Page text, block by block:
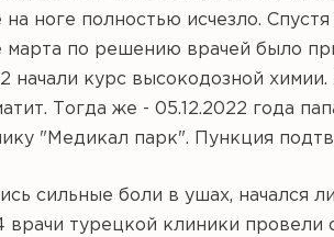
ноге полностью исчезло.
марта по решению врачей было
начали курс высокодозной
Тогда же - 05.12.2022 года
"Медикал парк". Пункция
сильные боли в ушах, начался
врачи турецкой клиники